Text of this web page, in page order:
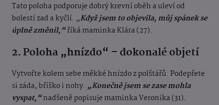
Tato poloha podporuje dobrý krevní oběh a uleví od
bolestí zad a kyčlí. „Když jsem to objevila, můj spánek se
úplně změnil,“říká maminka Klára (27).
2. Poloha „hnízdo“ – dokonalé objetí
Vytvořte kolem sebe měkké hnízdo z polštářů. Podepřete
si záda, bříško i nohy. „Konečně jsem se zase mohla
vyspat,“nadšeně popisuje maminka Veronika (31).